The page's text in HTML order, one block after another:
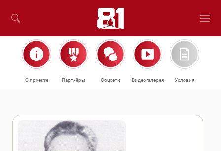
О проекте Партнёры Соцсети Видеогалерея Условия